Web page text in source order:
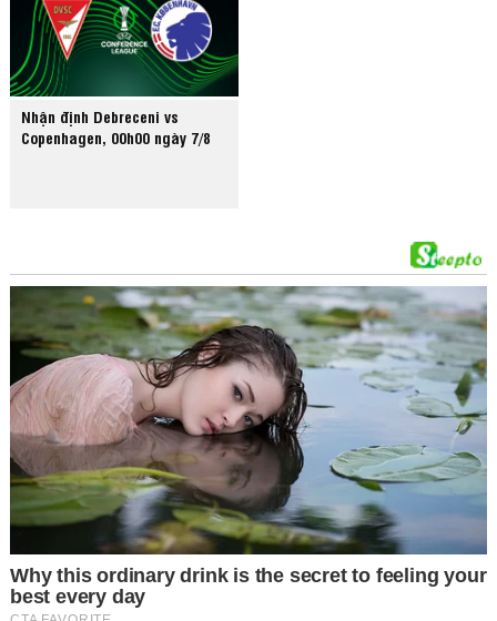
Nhận định Debreceni vs
Copenhagen, 00h00 ngày 7/8